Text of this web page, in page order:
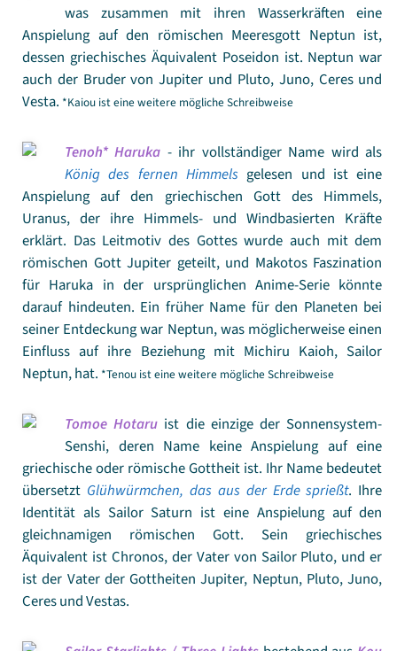
was zusammen mit ihren Wasserkräften eine
Anspielung auf den römischen Meeresgott Neptun ist,
dessen griechisches Äquivalent Poseidon ist. Neptun war
auch der Bruder von Jupiter und Pluto, Juno, Ceres und
Vesta. *Kaiou ist eine weitere mögliche Schreibweise
Tenoh* Haruka - ihr vollständiger Name wird als
König des fernen Himmels gelesen und ist eine
Anspielung auf den griechischen Gott des Himmels,
Uranus, der ihre Himmels- und Windbasierten Kräfte
erklärt. Das Leitmotiv des Gottes wurde auch mit dem
römischen Gott Jupiter geteilt, und Makotos Faszination
für Haruka in der ursprünglichen Anime-Serie könnte
darauf hindeuten. Ein früher Name für den Planeten bei
seiner Entdeckung war Neptun, was möglicherweise einen
Einfluss auf ihre Beziehung mit Michiru Kaioh, Sailor
Neptun, hat. *Tenou ist eine weitere mögliche Schreibweise
Tomoe Hotaru ist die einzige der Sonnensystem-
Senshi, deren Name keine Anspielung auf eine
griechische oder römische Gottheit ist. Ihr Name bedeutet
übersetzt Glühwürmchen, das aus der Erde sprießt. Ihre
Identität als Sailor Saturn ist eine Anspielung auf den
gleichnamigen römischen Gott. Sein griechisches
Äquivalent ist Chronos, der Vater von Sailor Pluto, und er
ist der Vater der Gottheiten Jupiter, Neptun, Pluto, Juno,
Ceres und Vestas.